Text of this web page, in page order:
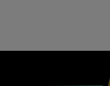
Hírek